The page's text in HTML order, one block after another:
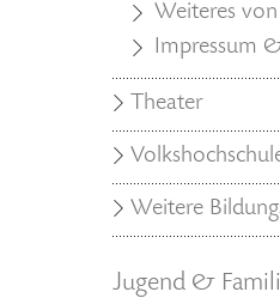
Weiteres
Impressum
Theater
Weitere
Jugend &